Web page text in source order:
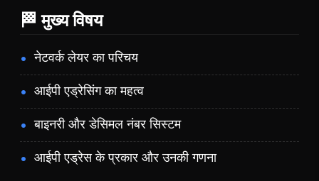
🏁 मुख्य विषय
नेटवर्क लेयर का परिचय
आईपी एड्रेसिंग का महत्व
बाइनरी और डेसिमल नंबर सिस्टम
आईपी एड्रेस के प्रकार और उनकी गणना